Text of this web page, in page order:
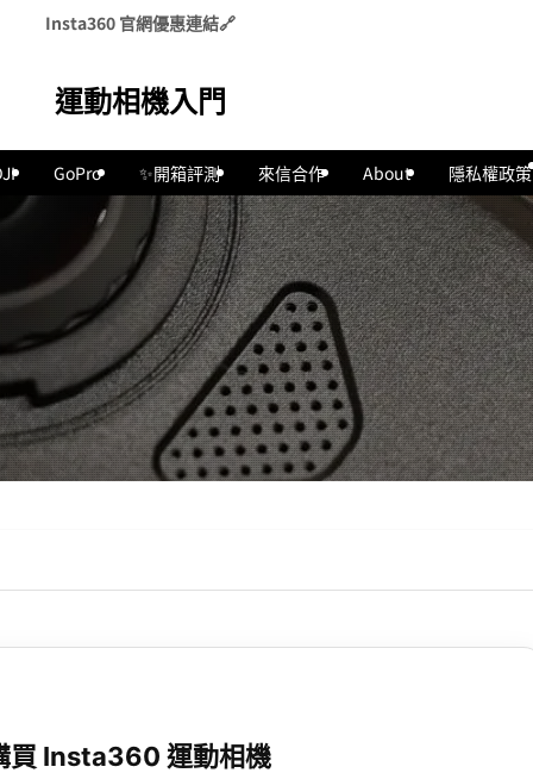
Insta360 官網優惠連結🔗
運動相機入門
GoPro ✨開箱評測 來信合作 About 隱私權政策
買 Insta360 運動相機